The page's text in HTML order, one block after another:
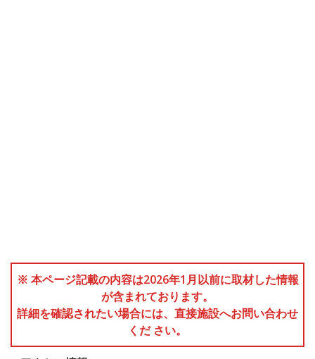
※ 本ページ記載の内容は2026年1月以前に取材した情報
が含まれております。
詳細を確認されたい場合には、直接施設へお問い合わせ
くだ さい。